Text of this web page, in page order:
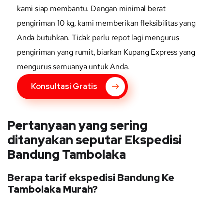
kami siap membantu. Dengan minimal berat
pengiriman 10 kg, kami memberikan fleksibilitas yang
Anda butuhkan. Tidak perlu repot lagi mengurus
pengiriman yang rumit, biarkan Kupang Express yang
mengurus semuanya untuk Anda.
Konsultasi Gratis
Pertanyaan yang sering
ditanyakan seputar Ekspedisi
Bandung Tambolaka
Berapa tarif ekspedisi Bandung Ke
Tambolaka Murah?